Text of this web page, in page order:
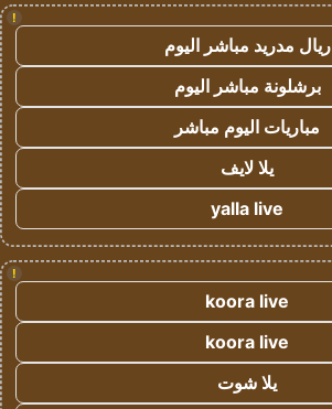
!
ريال مدريد مباشر اليوم
برشلونة مباشر اليوم
مباريات اليوم مباشر
يلا لايف
yalla live
!
koora live
koora live
يلا شوت